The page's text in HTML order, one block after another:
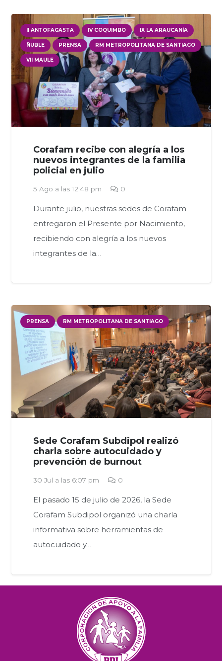
II ANTOFAGASTA IV COQUIMBO IX LA ARAUCANÍA
ÑUBLE PRENSA RM METROPOLITANA DE SANTIAGO
VII MAULE
Corafam recibe con alegría a los
nuevos integrantes de la familia
policial en julio
5 Ago a las 12:48 pm 0
Durante julio, nuestras sedes de Corafam
entregaron el Presente por Nacimiento,
recibiendo con alegría a los nuevos
integrantes de la…
PRENSA RM METROPOLITANA DE SANTIAGO
Sede Corafam Subdipol realizó
charla sobre autocuidado y
prevención de burnout
30 Jul a las 6:07 pm 0
El pasado 15 de julio de 2026, la Sede
Corafam Subdipol organizó una charla
informativa sobre herramientas de
autocuidado y…